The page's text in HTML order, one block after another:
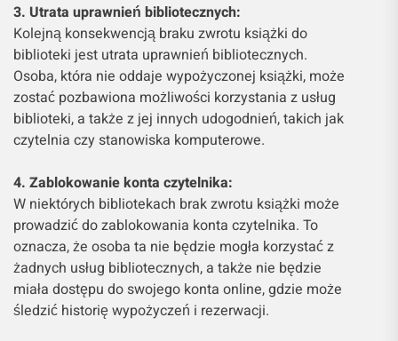
3. Utrata uprawnień bibliotecznych:
Kolejną konsekwencją braku zwrotu książki do
biblioteki jest utrata uprawnień bibliotecznych.
Osoba, która nie oddaje wypożyczonej książki, może
zostać pozbawiona możliwości korzystania z usług
biblioteki, a także z jej innych udogodnień, takich jak
czytelnia czy stanowiska komputerowe.
4. Zablokowanie konta czytelnika:
W niektórych bibliotekach brak zwrotu książki może
prowadzić do zablokowania konta czytelnika. To
oznacza, że osoba ta nie będzie mogła korzystać z
żadnych usług bibliotecznych, a także nie będzie
miała dostępu do swojego konta online, gdzie może
śledzić historię wypożyczeń i rezerwacji.